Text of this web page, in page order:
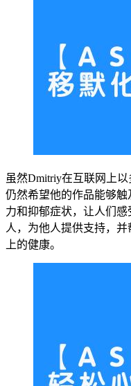
虽然Dmitriy在互联网上
仍然希望他的作品能够
力和抑郁症状，让人们
人，为他人提供支持，
上的健康。